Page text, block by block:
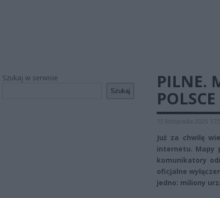
Szukaj w serwisie
Szukaj
PILNE.
15 listopada 2025
Już za chwilę
internetu. Mapy
komunikatory
oficjalne
jedno: miliony